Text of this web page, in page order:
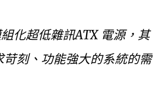
化超低雜訊ATX 電源，其
刻、功能強大的系統的需